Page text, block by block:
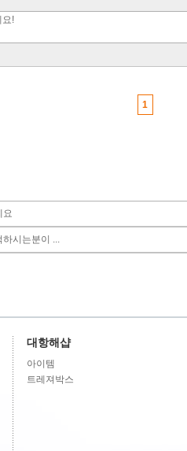
1
요
하시는분이 ...
대항해샵
아이템
트레져박스